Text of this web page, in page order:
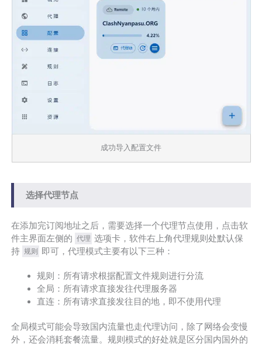
成功导入配置文件
选择代理节点
在添加完订阅地址之后，需要选择一个代理节点使用，点击软
件主界面左侧的 代理 选项卡，软件右上角代理规则处默认保
持 规则 即可，代理模式主要有以下三种：
规则：所有请求根据配置文件规则进行分流
全局：所有请求直接发往代理服务器
直连：所有请求直接发往目的地，即不使用代理
全局模式可能会导致国内流量也走代理访问，除了网络会变慢
外，还会消耗套餐流量。规则模式的好处就是区分国内国外的